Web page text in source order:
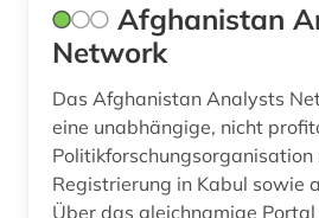
Afghanistan
Network
Das Afghanistan Analysts
eine unabhängige, nicht
Politikforschungsorganisation
Registrierung in Kabul sowie
Über das gleichnamige